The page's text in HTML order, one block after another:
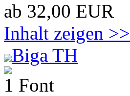
ab 32,00 EUR
Inhalt zeigen >>
Biga TH
1 Font